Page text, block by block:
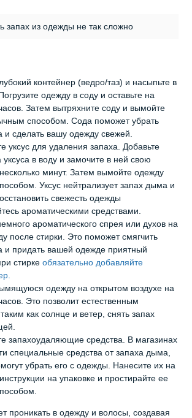
запах из одежды не так сложно
контейнер (ведро/таз) и насыпьте в
одежду в соду и оставьте на
Затем вытряхните соду и вымойте
способом. Сода поможет убрать
и сделать вашу одежду свежей.
уксус для удаления запаха. Добавьте
уксуса в воду и замочите в ней свою
минут. Затем вымойте одежду
Уксус нейтрализует запах дыма и
свежесть одежды
ароматическими средствами.
ароматического спрея или духов на
после стирки. Это поможет смягчить
и придать вашей одежде приятный
стиркеобязательно добавляйте
одежду на открытом воздухе на
Это позволит естественным
как солнце и ветер, снять запах
запахоудаляющие средства. В магазинах
специальные средства от запаха дыма,
убрать его с одежды. Нанесите их на
на упаковке и простирайте ее
проникать в одежду и волосы, создавая